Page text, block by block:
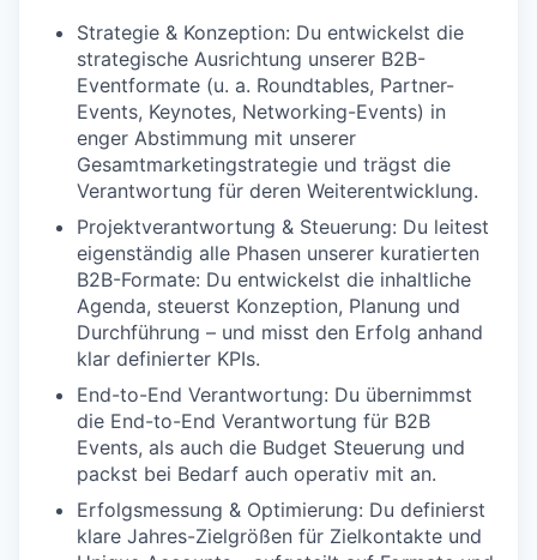
Strategie & Konzeption: Du entwickelst die
strategische Ausrichtung unserer B2B-
Eventformate (u. a. Roundtables, Partner-
Events, Keynotes, Networking-Events) in
enger Abstimmung mit unserer
Gesamtmarketingstrategie und trägst die
Verantwortung für deren Weiterentwicklung.
Projektverantwortung & Steuerung: Du leitest
eigenständig alle Phasen unserer kuratierten
B2B-Formate: Du entwickelst die inhaltliche
Agenda, steuerst Konzeption, Planung und
Durchführung – und misst den Erfolg anhand
klar definierter KPIs.
End-to-End Verantwortung: Du übernimmst
die End-to-End Verantwortung für B2B
Events, als auch die Budget Steuerung und
packst bei Bedarf auch operativ mit an.
Erfolgsmessung & Optimierung: Du definierst
klare Jahres-Zielgrößen für Zielkontakte und